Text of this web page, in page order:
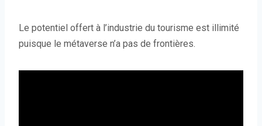
Le potentiel offert à l’industrie du tourisme est illimité
puisque le métaverse n’a pas de frontières.